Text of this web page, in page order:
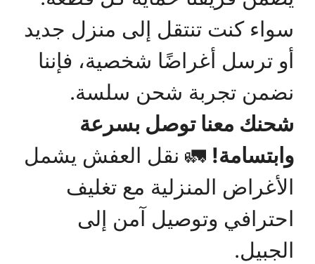
سواء كنت تنتقل إلى منزل جديد
أو ترسل أغراضًا شخصية، فإننا
نضمن تجربة شحن سلسة.
شحنك معنا توصل بسرعة
وابتسامة! 🚛 نقل العفش يشمل
الأغراض المنزلية مع تغليف
احترافي وتوصيل آمن إلى
الجبيل.